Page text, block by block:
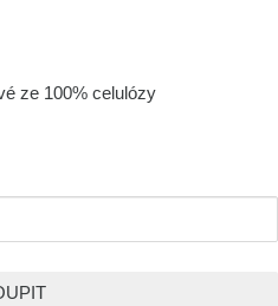
ze 100% celulózy